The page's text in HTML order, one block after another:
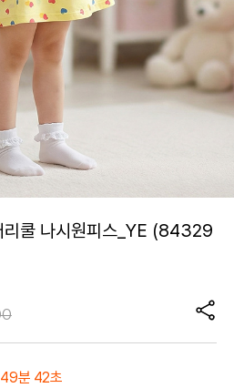
리쿨 나시원피스_YE (84329
분 42초